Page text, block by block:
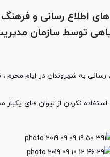
اطلاع رسانی و
توسط سازمان
رسانی به شهروندان در ایام
نکردن از لیوان های یکبار